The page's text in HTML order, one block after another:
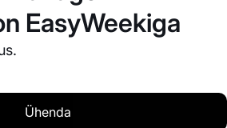
EasyWeekiga
Ühenda